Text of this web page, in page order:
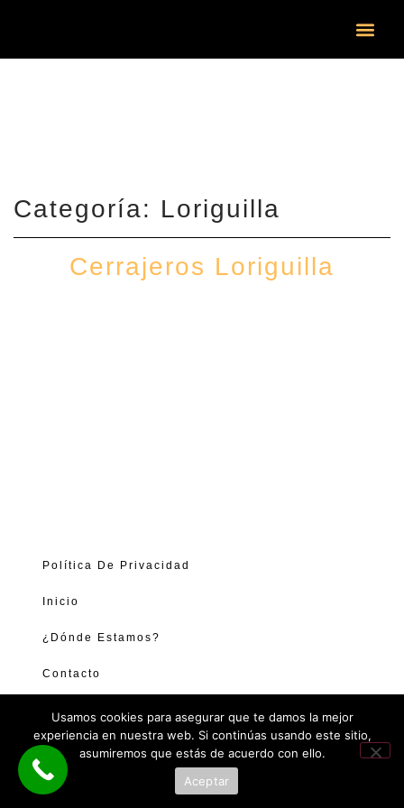
Categoría: Loriguilla
Cerrajeros Loriguilla
Política De Privacidad
Inicio
¿Dónde Estamos?
Contacto
Usamos cookies para asegurar que te damos la mejor
experiencia en nuestra web. Si continúas usando este sitio,
asumiremos que estás de acuerdo con ello.
Aceptar